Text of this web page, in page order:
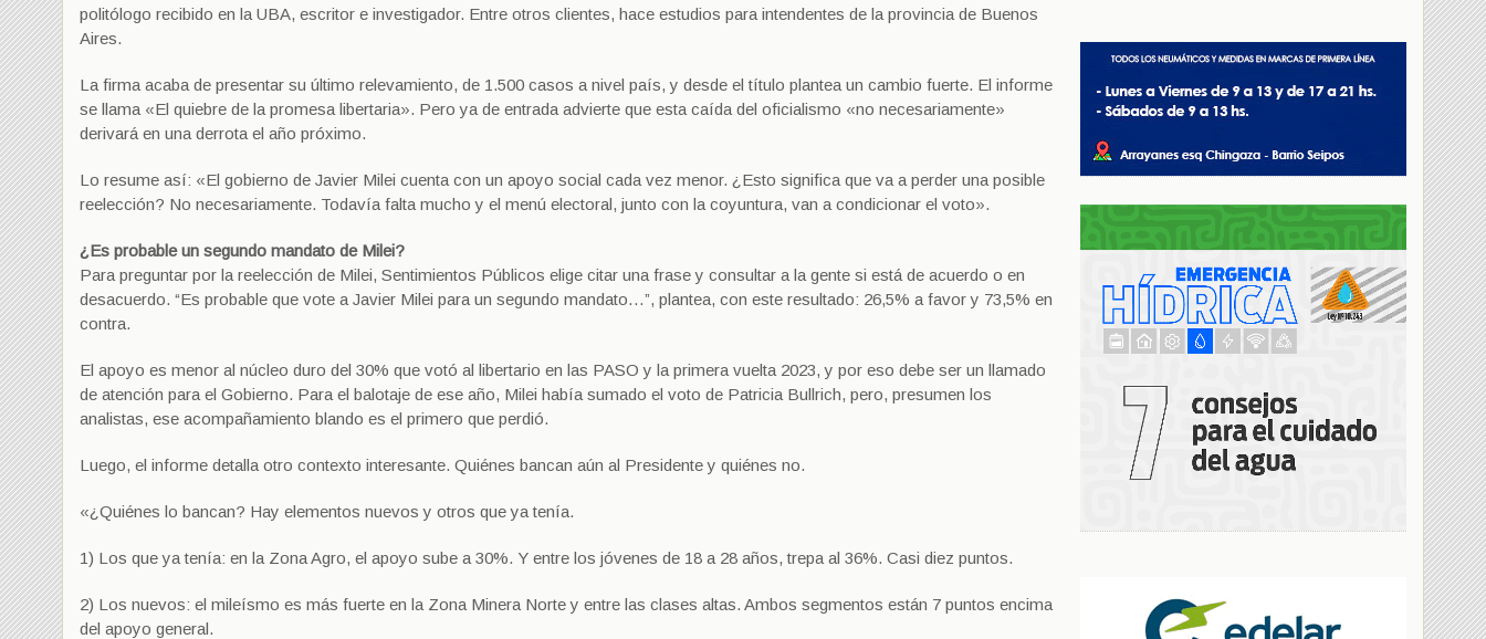
politólogo recibido en la UBA, escritor e investigador. Entre otros clientes, hace estudios para intendentes de la provincia de Buenos
Aires.
La firma acaba de presentar su último relevamiento, de 1.500 casos a nivel país, y desde el título plantea un cambio fuerte. El informe
se llama «El quiebre de la promesa libertaria». Pero ya de entrada advierte que esta caída del oficialismo «no necesariamente»
derivará en una derrota el año próximo.
Lo resume así: «El gobierno de Javier Milei cuenta con un apoyo social cada vez menor. ¿Esto significa que va a perder una posible
reelección? No necesariamente. Todavía falta mucho y el menú electoral, junto con la coyuntura, van a condicionar el voto».
¿Es probable un segundo mandato de Milei?
Para preguntar por la reelección de Milei, Sentimientos Públicos elige citar una frase y consultar a la gente si está de acuerdo o en
desacuerdo. “Es probable que vote a Javier Milei para un segundo mandato…”, plantea, con este resultado: 26,5% a favor y 73,5% en
contra.
El apoyo es menor al núcleo duro del 30% que votó al libertario en las PASO y la primera vuelta 2023, y por eso debe ser un llamado
de atención para el Gobierno. Para el balotaje de ese año, Milei había sumado el voto de Patricia Bullrich, pero, presumen los
analistas, ese acompañamiento blando es el primero que perdió.
Luego, el informe detalla otro contexto interesante. Quiénes bancan aún al Presidente y quiénes no.
«¿Quiénes lo bancan? Hay elementos nuevos y otros que ya tenía.
1) Los que ya tenía: en la Zona Agro, el apoyo sube a 30%. Y entre los jóvenes de 18 a 28 años, trepa al 36%. Casi diez puntos.
2) Los nuevos: el mileísmo es más fuerte en la Zona Minera Norte y entre las clases altas. Ambos segmentos están 7 puntos encima
del apoyo general.